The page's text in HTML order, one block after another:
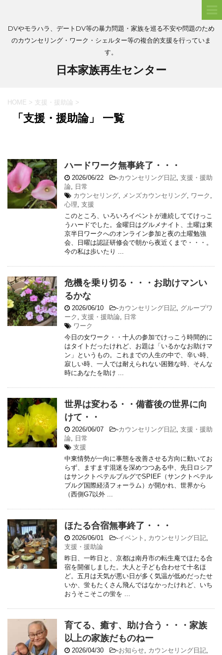
DVやモラハラ、デートDV等の暴力問題・家族を巡る不安や問題のため
のカウンセリング・ワーク・シェルター等の複合的支援を行っていま
す。
日本家族再生センター
HOME > 支援・援助論 >
「支援・援助論」 一覧
ハードワーク無事終了・・・
2026/06/22 -カウンセリング日記, 支援・援助
論, 日常
カウンセリング, メンズカウンセリング, ワーク ,
心理, 支援
このところ、いろいろイベントが連続しててけっこ
うハードでした。金曜日はグルメナイト、土曜は東
京半日ワークへのオンライン参加と夜の土曜勉強
会、日曜は認証研修会で朝から夜近くまで・・・。
今の私は歩いたり ...
危機を乗り切る・・・お助けマンい
るかな
2026/06/10 -カウンセリング日記, グループワ
ーク , 支援・援助論, 日常
ワーク
今日の女ワーク・・十人の参加でけっこう時間的に
はタイトだったけれど、お題は「いるかなお助けマ
ン」というもの。これまでの人生の中で、辛い時、
寂しい時、一人では耐えられない困難な時、そんな
時にあなたを助け ...
世界は変わる・・備蓄後の世界に向
けて・・
2026/06/07 -カウンセリング日記, 支援・援助
論, 日常
支援
中東情勢が一向に事態を改善させる方向に動いてお
らず、ますます混迷を深めつつある中、先日ロシア
はサンクトペテルブルグでSPIEF（サンクトペテル
ブルグ国際経済フォーラム）が開かれ、世界から
（西側G7以外 ...
ほたる合宿無事終了・・・
2026/06/01 -イベント , カウンセリング日記,
支援・援助論
昨日、一昨日と、京都は南丹市の転生庵でほたる合
宿を開催しました。大人と子ども合わせて十名ほ
ど。五月は天気が悪い日が多く気温が低めだったせ
いか、蛍もたくさん飛んではなかったけれど、いち
おうそこそこの蛍を ...
育てる、癒す、助け合う・・・家族
以上の家族だものねー
2026/04/30 -お知らせ, カウンセリング日記,